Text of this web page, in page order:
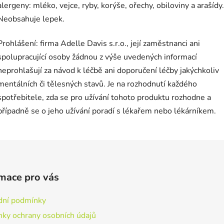
mléko, vejce, ryby, korýše, ořechy, obiloviny a arašídy.
lepek.
firma Adelle Davis s.r.o., její zaměstnanci ani
osoby žádnou z výše uvedených informací
za návod k léčbě ani doporučení léčby jakýchkoliv
či tělesných stavů. Je na rozhodnutí každého
zda se pro užívání tohoto produktu rozhodne a
se o jeho užívání poradí s lékařem nebo lékárníkem.
pro vás
podmínky
ochrany osobních údajů